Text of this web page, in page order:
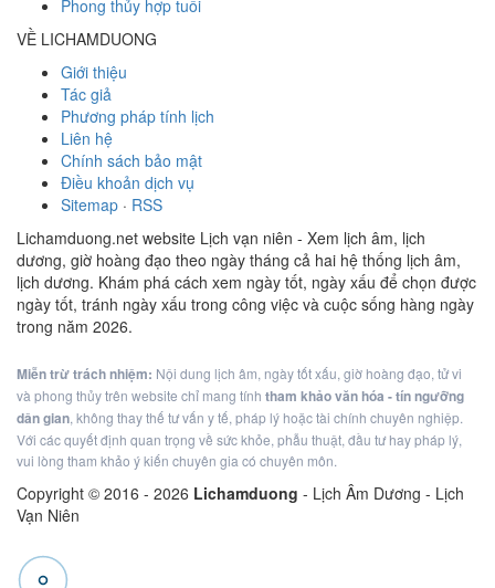
Phong thủy hợp tuổi
VỀ LICHAMDUONG
Giới thiệu
Tác giả
Phương pháp tính lịch
Liên hệ
Chính sách bảo mật
Điều khoản dịch vụ
Sitemap · RSS
Lichamduong.net website Lịch vạn niên - Xem lịch âm, lịch
dương, giờ hoàng đạo theo ngày tháng cả hai hệ thống lịch âm,
lịch dương. Khám phá cách xem ngày tốt, ngày xấu để chọn được
ngày tốt, tránh ngày xấu trong công việc và cuộc sống hàng ngày
trong năm 2026.
Miễn trừ trách nhiệm: Nội dung lịch âm, ngày tốt xấu, giờ hoàng đạo, tử vi
và phong thủy trên website chỉ mang tính tham khảo văn hóa - tín ngưỡng
dân gian, không thay thế tư vấn y tế, pháp lý hoặc tài chính chuyên nghiệp.
Với các quyết định quan trọng về sức khỏe, phẫu thuật, đầu tư hay pháp lý,
vui lòng tham khảo ý kiến chuyên gia có chuyên môn.
Copyright © 2016 - 2026 Lichamduong - Lịch Âm Dương - Lịch
Vạn Niên